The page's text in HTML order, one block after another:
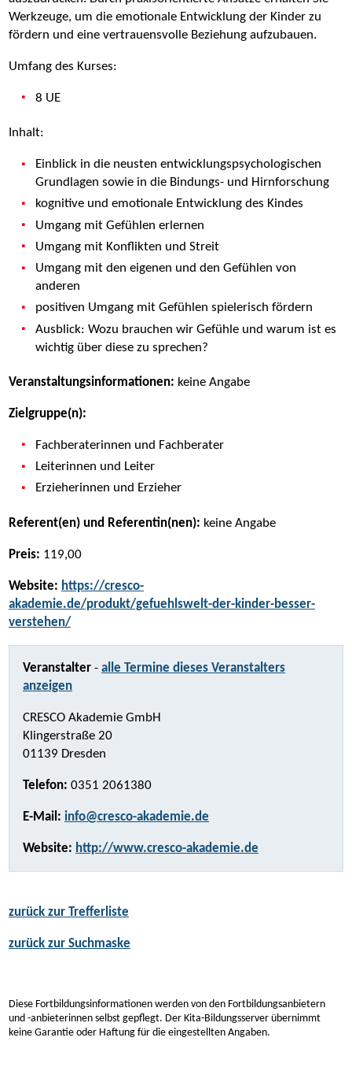
Werkzeuge, um die emotionale Entwicklung der Kinder zu
fördern und eine vertrauensvolle Beziehung aufzubauen.
Umfang des Kurses:
8 UE
Inhalt:
Einblick in die neusten entwicklungspsychologischen
Grundlagen sowie in die Bindungs- und Hirnforschung
kognitive und emotionale Entwicklung des Kindes
Umgang mit Gefühlen erlernen
Umgang mit Konflikten und Streit
Umgang mit den eigenen und den Gefühlen von
anderen
positiven Umgang mit Gefühlen spielerisch fördern
Ausblick: Wozu brauchen wir Gefühle und warum ist es
wichtig über diese zu sprechen?
Veranstaltungsinformationen: keine Angabe
Zielgruppe(n):
Fachberaterinnen und Fachberater
Leiterinnen und Leiter
Erzieherinnen und Erzieher
Referent(en) und Referentin(nen): keine Angabe
Preis: 119,00
Website: https://cresco-
akademie.de/produkt/gefuehlswelt-der-kinder-besser-
verstehen/
Veranstalter - alle Termine dieses Veranstalters
anzeigen
CRESCO Akademie GmbH
Klingerstraße 20
01139 Dresden
Telefon: 0351 2061380
E-Mail: info@cresco-akademie.de
Website: http://www.cresco-akademie.de
zurück zur Trefferliste
zurück zur Suchmaske
Diese Fortbildungsinformationen werden von den Fortbildungsanbietern
und -anbieterinnen selbst gepflegt. Der Kita-Bildungsserver übernimmt
keine Garantie oder Haftung für die eingestellten Angaben.